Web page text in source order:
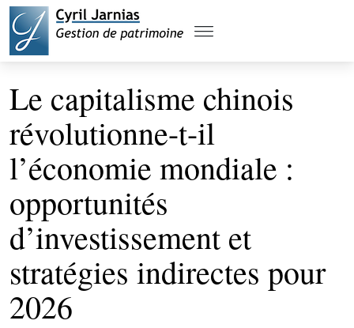
Le capitalisme chinois
révolutionne-t-il
l’économie mondiale :
opportunités
d’investissement et
stratégies indirectes pour
2026